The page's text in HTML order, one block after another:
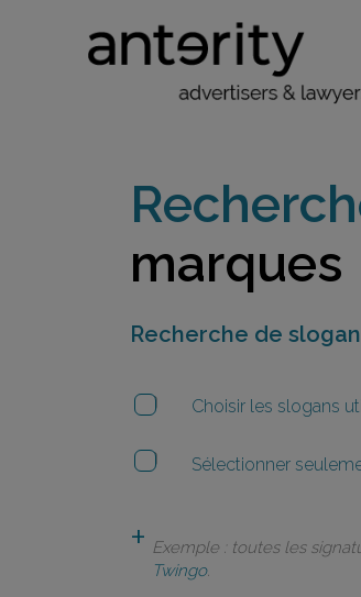
marques
Recherche de
Choisir les slogans
Sélectionner
Exemple : toutes les
Twingo.